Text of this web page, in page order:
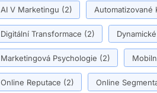
AI V Marketingu (2) Automatizované
Digitální Transformace (2)
Marketingová Psychologie (2)
Online Reputace (2) Online